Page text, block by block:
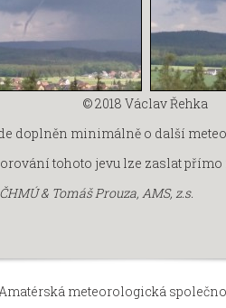
© 2018 Václav Řehka
doplněn minimálně o další
tohoto jevu lze zaslat
& Tomáš Prouza, AMS, z.s.
Amatérská meteorologická